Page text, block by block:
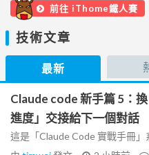
前往 iThome鐵人賽
技術文章
最新
Claude code 新手篇 5：
進度」交接給下一個對話
這是「Claude Code 實戰手冊」